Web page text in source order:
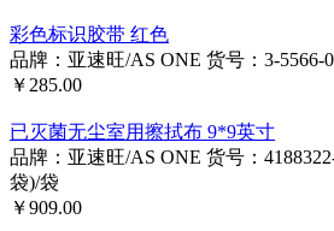
彩色标识胶带 红色
品牌：亚速旺/AS ONE 货号：3-5566-
￥285.00
已灭菌无尘室用擦拭布 9*9英寸
品牌：亚速旺/AS ONE 货号：
袋)/袋
￥909.00